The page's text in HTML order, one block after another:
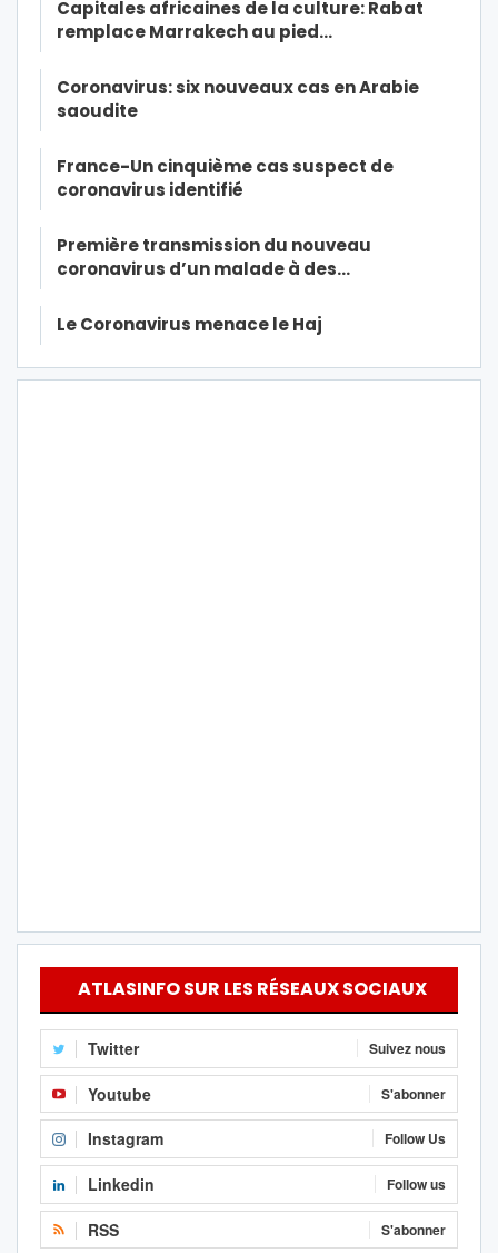
Capitales africaines de la culture: Rabat
remplace Marrakech au pied…
Coronavirus: six nouveaux cas en Arabie
saoudite
France-Un cinquième cas suspect de
coronavirus identifié
Première transmission du nouveau
coronavirus d’un malade à des…
Le Coronavirus menace le Haj
ATLASINFO SUR LES RÉSEAUX SOCIAUX
Twitter Suivez nous
Youtube S'abonner
Instagram Follow Us
Linkedin Follow us
RSS S'abonner